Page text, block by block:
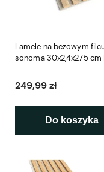
Lamele na beżowym
sonoma 30x2,4x275 cm
249,99 zł
Do koszyka